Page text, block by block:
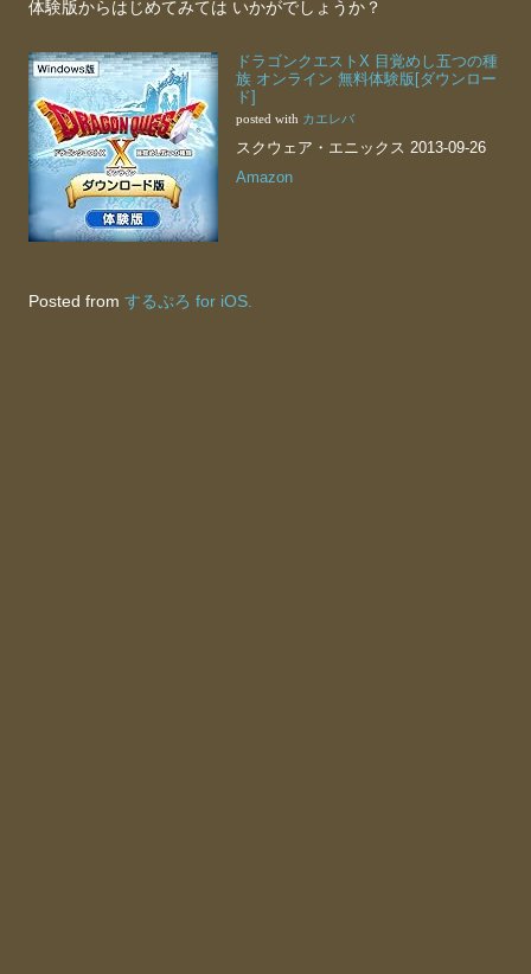
体験版からはじめてみては いかがでしょうか？
ドラゴンクエストX 目覚めし五つの種
族 オンライン 無料体験版[ダウンロー
ド]
posted with カエレバ
スクウェア・エニックス 2013-09-26
Amazon
Posted from するぷろ for iOS.